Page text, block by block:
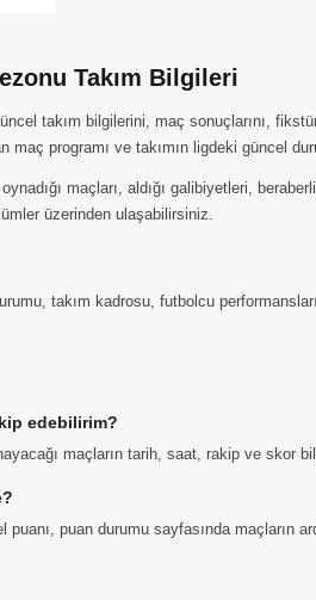
Takım Bilgileri
takım bilgilerini, maç sonuçlarını,
maç programı ve takımın ligdeki güncel
maçları, aldığı galibiyetleri,
üzerinden ulaşabilirsiniz.
takım kadrosu, futbolcu
edebilirim?
maçların tarih, saat, rakip ve skor
puanı, puan durumu sayfasında maçların